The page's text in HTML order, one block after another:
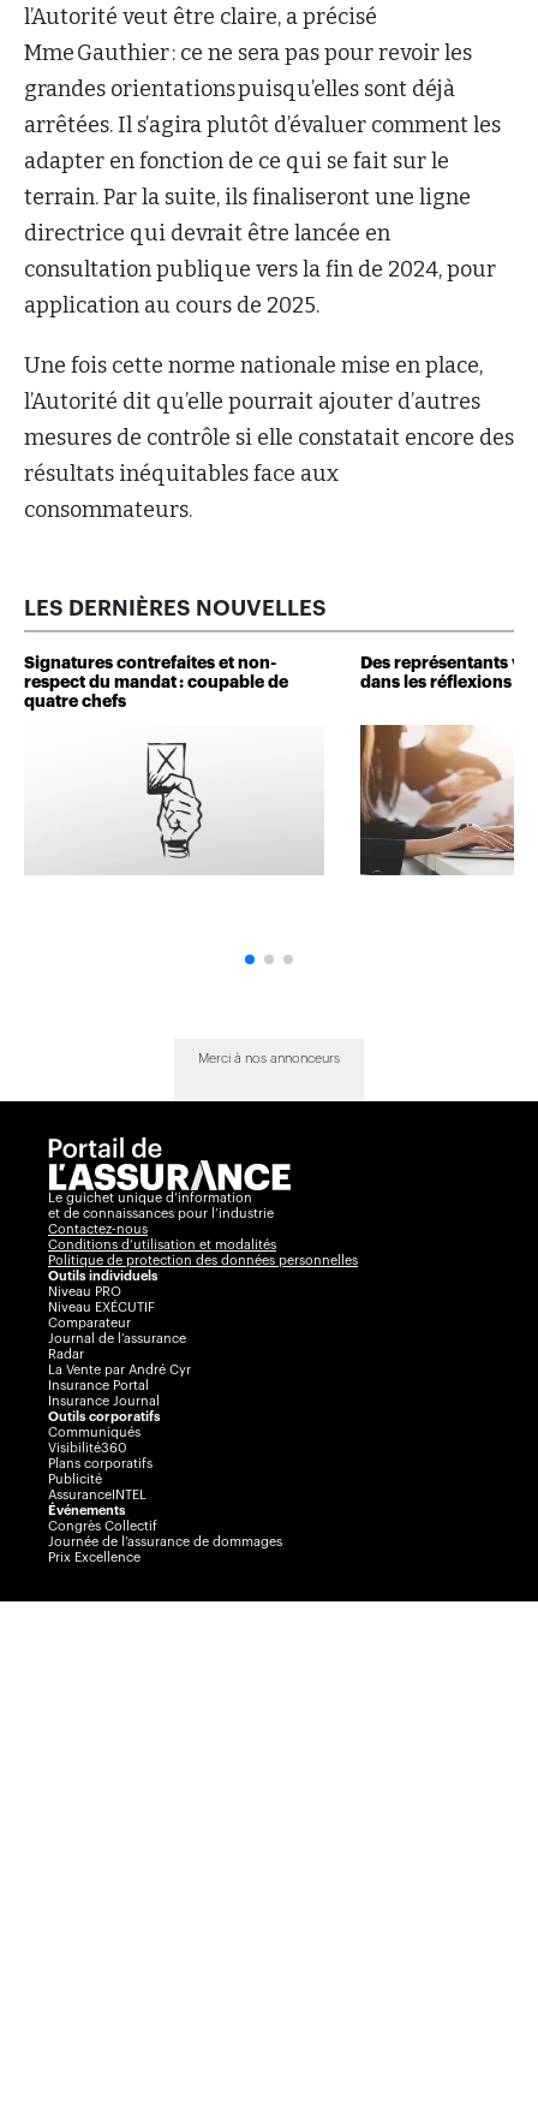
l’Autorité veut être claire, a précisé
Mme Gauthier : ce ne sera pas pour revoir les
grandes orientations puisqu’elles sont déjà
arrêtées. Il s’agira plutôt d’évaluer comment les
adapter en fonction de ce qui se fait sur le
terrain. Par la suite, ils finaliseront une ligne
directrice qui devrait être lancée en
consultation publique vers la fin de 2024, pour
application au cours de 2025.
Une fois cette norme nationale mise en place,
l’Autorité dit qu’elle pourrait ajouter d’autres
mesures de contrôle si elle constatait encore des
résultats inéquitables face aux
consommateurs.
LES DERNIÈRES NOUVELLES
Signatures contrefaites et non-
respect du mandat : coupable de
quatre chefs
Des représentants
dans les réflexions de
Merci à nos annonceurs
Le guichet unique d’information
et de connaissances pour l’industrie
Contactez-nous
Conditions d’utilisation et modalités
Politique de protection des données personnelles
Outils individuels
Niveau PRO
Niveau EXÉCUTIF
Comparateur
Journal de l’assurance
Radar
La Vente par André Cyr
Insurance Portal
Insurance Journal
Outils corporatifs
Communiqués
Visibilité360
Plans corporatifs
Publicité
AssuranceINTEL
Événements
Congrès Collectif
Journée de l’assurance de dommages
Prix Excellence